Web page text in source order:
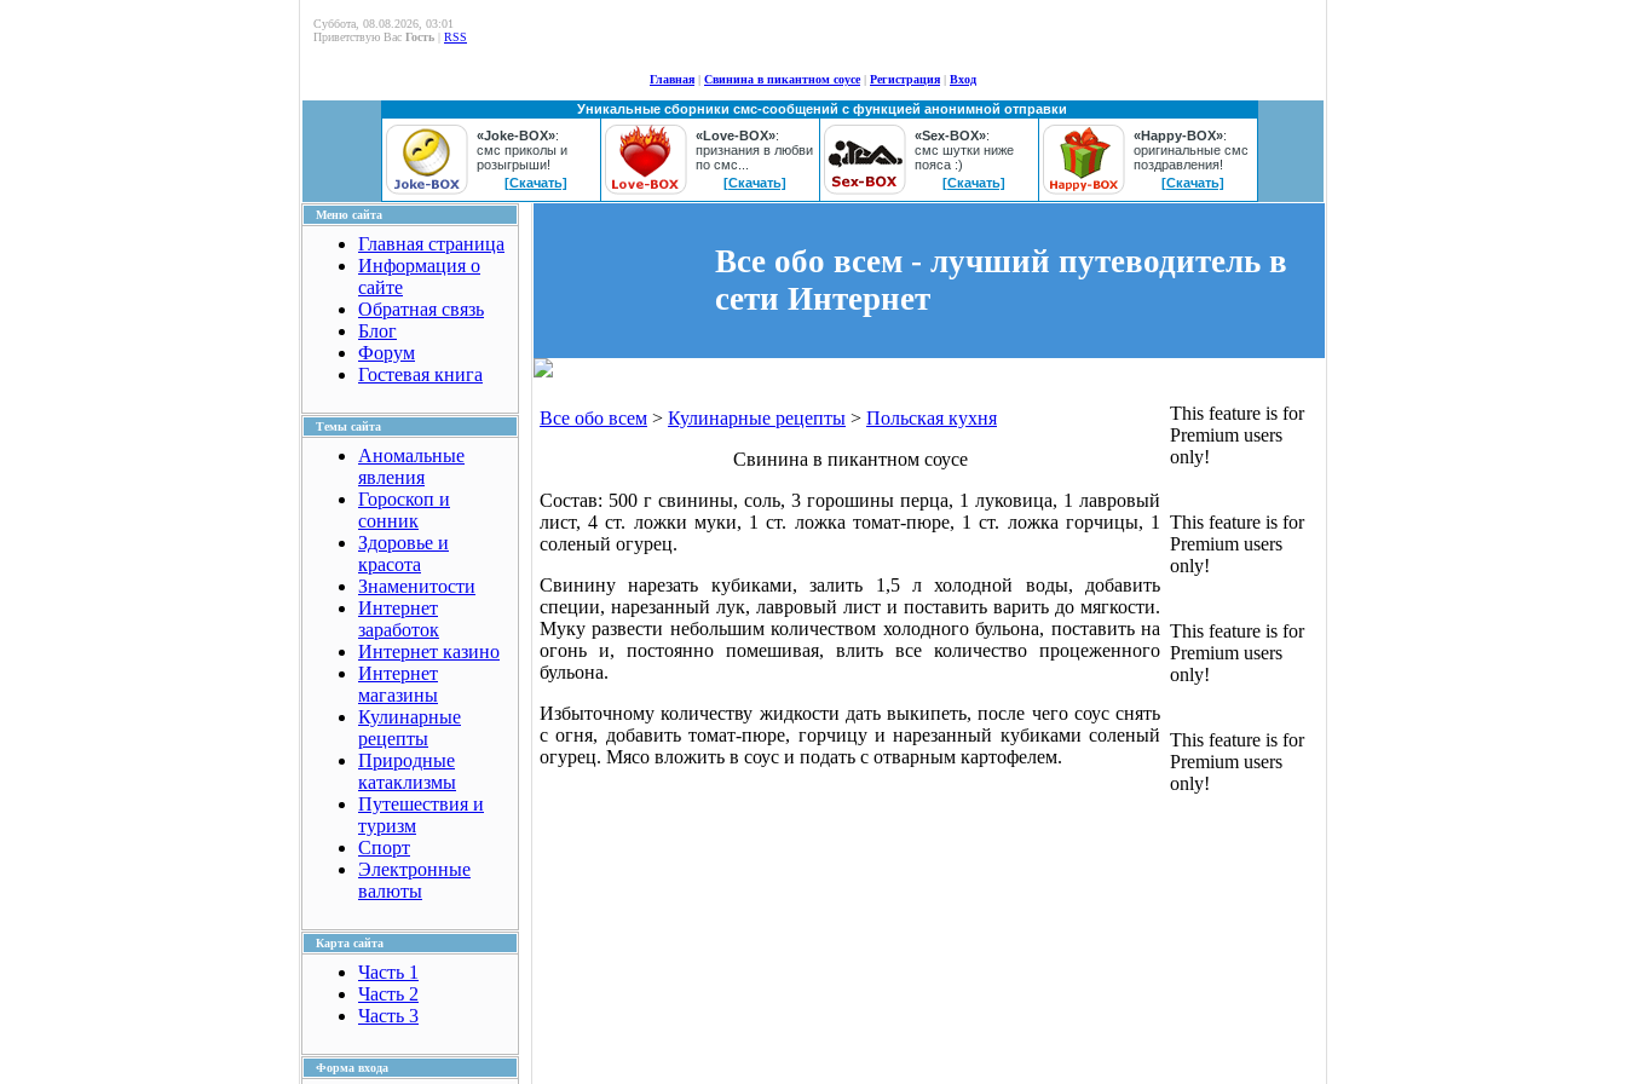
Суббота, 08.08.2026, 03:01
Приветствую Вас Гость | RSS
Главная | Свинина в пикантном соусе| Регистрация | Вход
Уникальные сборники смс-сообщений с функцией анонимной отправки
«Joke-BOX»:
смс приколы и
розыгрыши!
[Скачать]
«Love-BOX»:
признания в любви
по смс...
[Скачать]
«Sex-BOX»:
смс шутки ниже
пояса :)
[Скачать]
«Happy-BOX»:
оригинальные смс
поздравления!
[Скачать]
Меню сайта
Главная страница
Информация о
сайте
Обратная связь
Блог
Форум
Гостевая книга
Темы сайта
Аномальные
явления
Гороскоп и
сонник
Здоровье и
красота
Знаменитости
Интернет
заработок
Интернет казино
Интернет
магазины
Кулинарные
рецепты
Природные
катаклизмы
Путешествия и
туризм
Спорт
Электронные
валюты
Карта сайта
Часть 1
Часть 2
Часть 3
Форма входа
Все обо всем - лучший путеводитель в
сети Интернет
Все обо всем > Кулинарные рецепты > Польская кухня
Свинина в пикантном соусе
Состав: 500 г свинины, соль, 3 горошины перца, 1 луковица, 1 лавровый
лист, 4 ст. ложки муки, 1 ст. ложка томат-пюре, 1 ст. ложка горчицы, 1
соленый огурец.
Свинину нарезать кубиками, залить 1,5 л холодной воды, добавить
специи, нарезанный лук, лавровый лист и поставить варить до мягкости.
Муку развести небольшим количеством холодного бульона, поставить на
огонь и, постоянно помешивая, влить все количество процеженного
бульона.
Избыточному количеству жидкости дать выкипеть, после чего соус снять
с огня, добавить томат-пюре, горчицу и нарезанный кубиками соленый
огурец. Мясо вложить в соус и подать с отварным картофелем.
This feature is for
Premium users
only!
This feature is for
Premium users
only!
This feature is for
Premium users
only!
This feature is for
Premium users
only!